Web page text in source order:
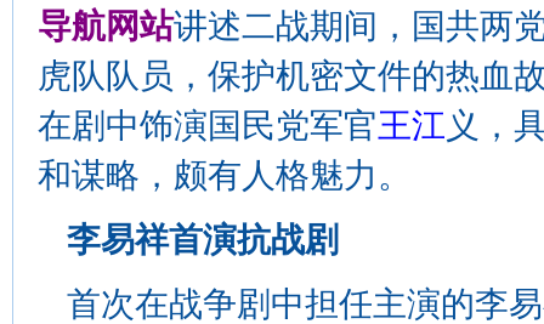
导航网站讲述二战期间，国共两
虎队队员，保护机密文件的热血
在剧中饰演国民党军官王江 义，
和谋略，颇有人格魅力。
李易祥首演抗战剧
首次在战争剧中担任主演的李